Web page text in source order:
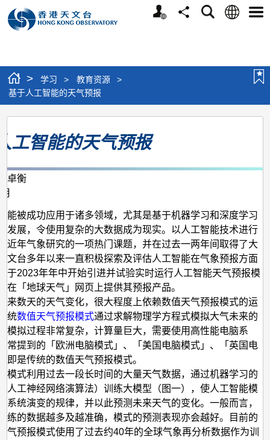
个
分
搜
语
选
> 学习 > 教育资源
>
基于人工智能的天气预报
基
于
工
智
能
的
天
气
预
报
工智能的天气预报
卓衡
能被成功应用于诸多领域，尤其是基于机器学习和深度学习
发展，令使用复杂的大数据成为现实。以人工智能技术进行
近年气象研究的一项热门课题，并在过去一两年间取得了大
文台多年以来一直积极探索及评估人工智能在气象预报方面
于2023年年中开始引进并试验实时运行人工智能天气预报模
在「地球天气」网页上提供其预报产品。
来数天的天气变化，很大程度上依赖数值天气预报模式的运
统数值天气预报模式通过求解物理学方程式模拟大气未来的
模拟过程非常复杂，计算量巨大，需要使用高性能电脑系
常提到的「欧洲电脑模式」、「美国电脑模式」、「英国电
即是传统的数值天气预报模式。
模式利用过去一段长时间的大量天气数据，通过机器学习的
人工神经网络演算法）训练大模型（图一），使人工智能模
系统演变的规律，并以此预测未来天气的变化。一般而言，
练的数据越多及越准确，模式的预测表现亦会越好。目前的
气预报模式使用了过去约40年的全球气象再分析数据作为训